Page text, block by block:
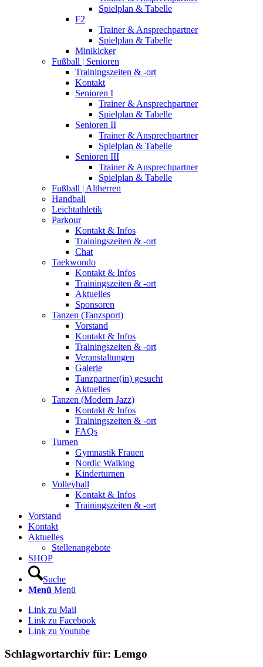
Spielplan & Tabelle
F2
Trainer & Ansprechpartner
Spielplan & Tabelle
Minikicker
Fußball | Senioren
Trainingszeiten & -ort
Kontakt
Senioren I
Trainer & Ansprechpartner
Spielplan & Tabelle
Senioren II
Trainer & Ansprechpartner
Spielplan & Tabelle
Senioren III
Trainer & Ansprechpartner
Spielplan & Tabelle
Fußball | Altherren
Handball
Leichtathletik
Parkour
Kontakt & Infos
Trainingszeiten & -ort
Chat
Taekwondo
Kontakt & Infos
Trainingszeiten & -ort
Aktuelles
Sponsoren
Tanzen (Tanzsport)
Vorstand
Kontakt & Infos
Trainingszeiten & -ort
Veranstaltungen
Galerie
Tanzpartner(in) gesucht
Aktuelles
Tanzen (Modern Jazz)
Kontakt & Infos
Trainingszeiten & -ort
FAQs
Turnen
Gymnastik Frauen
Nordic Walking
Kinderturnen
Volleyball
Kontakt & Infos
Trainingszeiten & -ort
Vorstand
Kontakt
Aktuelles
Stellenangebote
SHOP
Suche
Menü Menü
Link zu Mail
Link zu Facebook
Link zu Youtube
Schlagwortarchiv für: Lemgo